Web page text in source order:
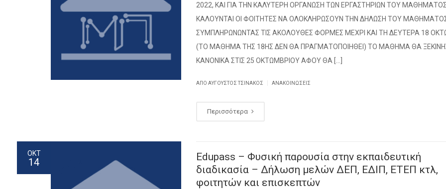
2022, ΚΑΙ ΓΙΑ ΤΗΝ ΚΑΛΥΤΕΡΗ ΟΡΓΑΝΩΣΗ ΤΩΝ ΕΡΓΑΣΤΗΡΙΩΝ ΤΟΥ ΜΑΘΗΜΑΤΟΣ
ΚΑΛΟΥΝΤΑΙ ΟΙ ΦΟΙΤΗΤΕΣ ΝΑ ΟΛΟΚΛΗΡΩΣΟΥΝ ΤΗΝ ΔΗΛΩΣΗ ΤΟΥ
ΣΥΜΠΛΗΡΩΝΩΝΤΑΣ ΤΙΣ ΑΚΟΛΟΥΘΕΣ ΦΟΡΜΕΣ ΜΕΧΡΙ ΚΑΙ ΤΗ ΔΕΥΤΕΡΑ 18
(ΤΟ ΜΑΘΗΜΑ ΤΗΣ 18ΗΣ ΔΕΝ ΘΑ ΠΡΑΓΜΑΤΟΠΟΙΗΘΕΙ) ΤΟ ΜΑΘΗΜΑ ΘΑ
ΚΑΝΟΝΙΚΑ ΣΤΙΣ 25 ΟΚΤΩΜΒΡΙΟΥ ΑΦΟΥ ΘΑ […]
ΑΠΌΑΎΓΟΥΣΤΟΣ ΤΣΙΝΆΚΟΣ ΑΝΑΚΟΙΝΏΣΕΙΣ
Περισσότερα
ΟΚΤ
14
Edupass – Φυσική παρουσία στην εκπαιδευτική
διαδικασία – Δήλωση μελών ΔΕΠ, ΕΔΙΠ, ΕΤΕΠ κτλ,
φοιτητών και επισκεπτών